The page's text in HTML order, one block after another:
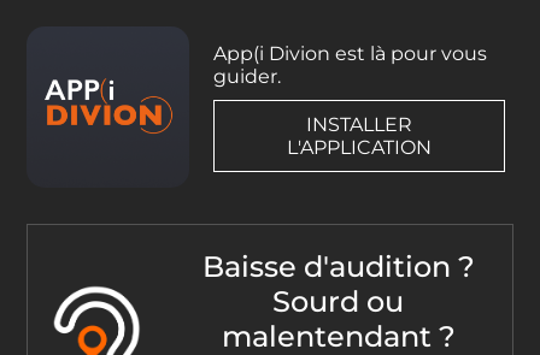
App(i Divion est là pour vous
guider.
INSTALLER
L'APPLICATION
Baisse d'audition ?
Sourd ou
malentendant ?